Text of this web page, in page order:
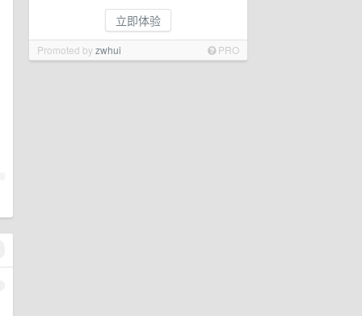
立即体验
Promoted byzwhui PRO